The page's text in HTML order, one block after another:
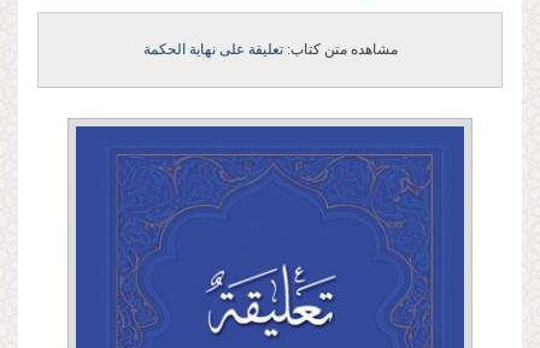
مشاهده متن کتاب:تعلیقة علی نهایة الحكمة